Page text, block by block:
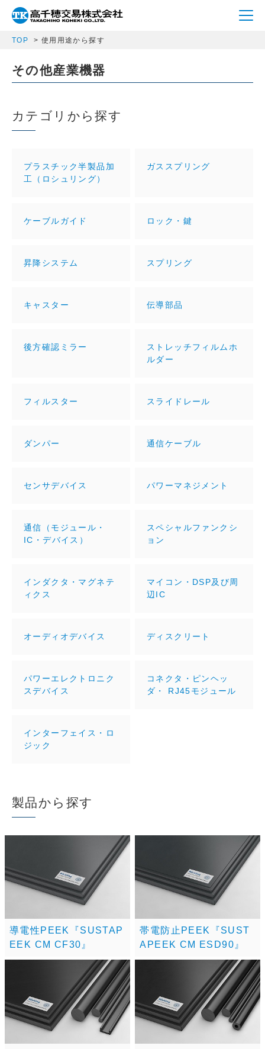
TOP 使用用途から探す
その他産業機器
カテゴリから探す
プラスチック半製品加
工（ロシュリング）
ガススプリング
ケーブルガイド ロック・鍵
昇降システム スプリング
キャスター 伝導部品
後方確認ミラー
ストレッチフィルムホ
ルダー
フィルスター スライドレール
ダンパー 通信ケーブル
センサデバイス パワーマネジメント
通信（モジュール・
IC・デバイス）
スペシャルファンクシ
ョン
インダクタ・マグネテ
ィクス
マイコン・DSP及び周
辺IC
オーディオデバイス ディスクリート
パワーエレクトロニク
スデバイス
コネクタ・ピンヘッ
ダ・ RJ45モジュール
インターフェイス・ロ
ジック
製品から探す
導電性PEEK『SUSTAP
EEK CM CF30』
帯電防止PEEK『SUST
APEEK CM ESD90』